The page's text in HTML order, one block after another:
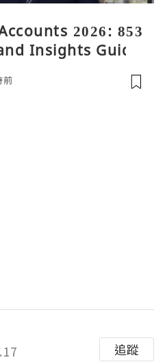
2026: 853
Insights Guide
前
追蹤